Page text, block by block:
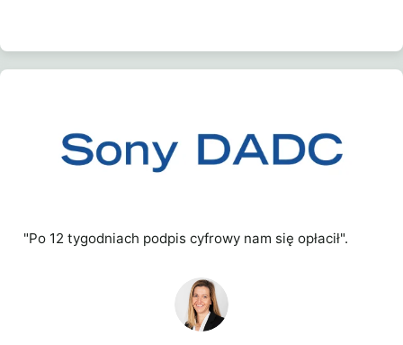
"Po 12 tygodniach podpis cyfrowy nam się opłacił".